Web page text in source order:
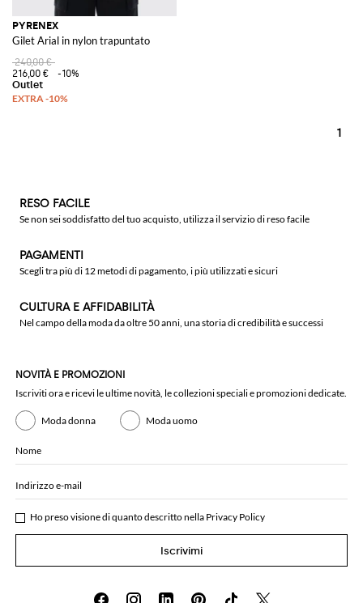
PYRENEX
Gilet Arial in nylon trapuntato
240,00 €
216,00 €
-10%
1
RESO FACILE
Se non sei soddisfatto del tuo acquisto, utilizza il servizio di reso facile
PAGAMENTI
Scegli tra più di 12 metodi di pagamento, i più utilizzati e sicuri
CULTURA E AFFIDABILITÀ
Nel campo della moda da oltre 50 anni, una storia di credibilità e successi
NOVITÀ E PROMOZIONI
Iscriviti ora e ricevi le ultime novità, le collezioni speciali e promozioni dedicate.
Moda donna Moda uomo
Nome
Indirizzo e-mail
Ho preso visione di quanto descritto nella Privacy Policy
Iscrivimi